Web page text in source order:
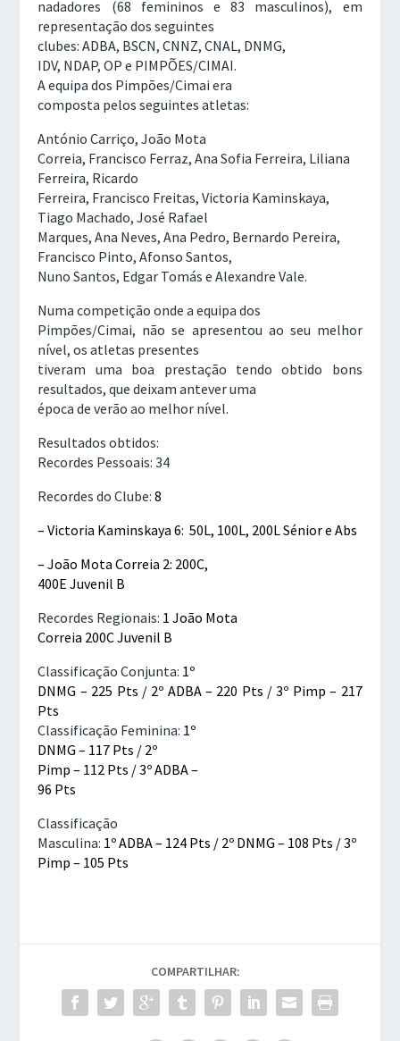
nadadores (68 femininos e 83 masculinos), em
representação dos seguintes
clubes:ADBA, BSCN, CNNZ, CNAL, DNMG,
IDV, NDAP, OP e PIMPÕES/CIMAI.
A equipa dos Pimpões/Cimai era
composta pelos seguintes atletas:
António Carriço, João Mota
Correia, Francisco Ferraz, Ana Sofia Ferreira, Liliana
Ferreira, Ricardo
Ferreira, Francisco Freitas, Victoria Kaminskaya,
Tiago Machado, José Rafael
Marques, Ana Neves, Ana Pedro, Bernardo Pereira,
Francisco Pinto, Afonso Santos,
Nuno Santos, Edgar Tomás e Alexandre Vale.
Numa competição onde a equipa dos
Pimpões/Cimai, não se apresentou ao seu melhor
nível, os atletas presentes
tiveram uma boa prestação tendo obtido bons
resultados, que deixam antever uma
época de verão ao melhor nível.
Resultados obtidos:
Recordes Pessoais:34
Recordes do Clube:8
– Victoria Kaminskaya 6: 50L, 100L, 200L Sénior e Abs
– João Mota Correia 2: 200C,
400E Juvenil B
Recordes Regionais: 1João Mota
Correia 200C Juvenil B
Classificação Conjunta: 1º
DNMG – 225 Pts / 2º ADBA – 220 Pts /3º Pimp – 217
Pts
Classificação Feminina: 1º
DNMG – 117 Pts / 2º
Pimp – 112 Pts / 3º ADBA –
96 Pts
Classificação
Masculina: 1º ADBA – 124 Pts / 2º DNMG – 108 Pts /3º
Pimp – 105 Pts
COMPARTILHAR: